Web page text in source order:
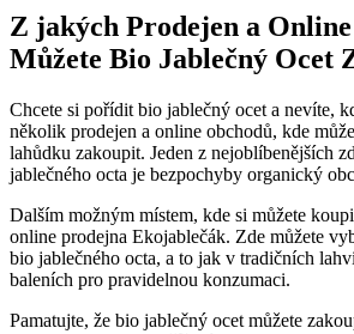
Z jakých Prodejen a
Můžete Bio Jablečný ‌Ocet
Chcete si pořídit bio ‌jablečný‍ ocet a nevíte,
několik prodejen a online ‍obchodů, kde
lahůdku zakoupit. Jeden z nejoblíbenějších
jablečného ⁤octa je bezpochyby organický
Dalším možným místem, kde si ⁢můžete
online prodejna Ekojablečák. Zde můžete
bio jablečného octa, a to jak v tradičních
baleních pro ‌pravidelnou ‍konzumaci.
Pamatujte, že bio jablečný ocet můžete